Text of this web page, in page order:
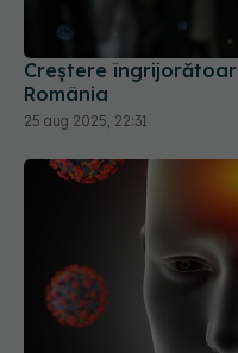
Creștere
România
25 aug 2025, 22:31